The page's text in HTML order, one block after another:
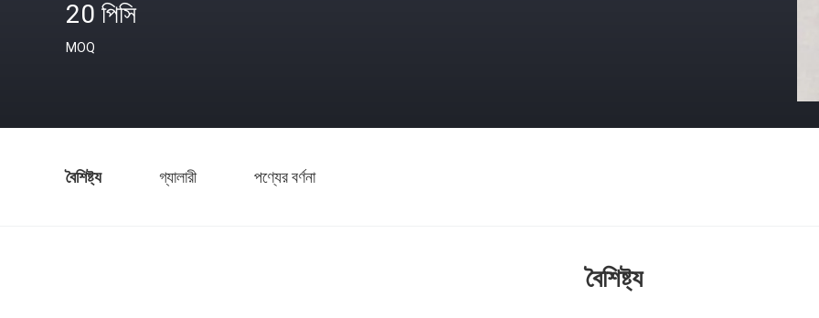
20 পিসি
MOQ
বৈশিষ্ট্য গ্যালারী পণ্যের বর্ণনা
বৈশিষ্ট্য